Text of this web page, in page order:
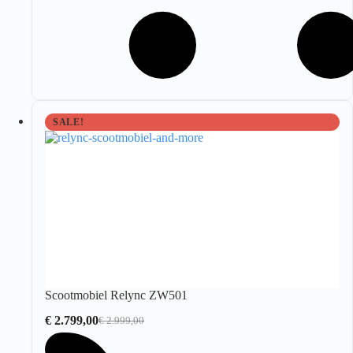
SALE!
Scootmobiel Relync ZW501
€2.999,00
Oorspronkelijke
prijs
€ 2.799,00Huidige
prijs